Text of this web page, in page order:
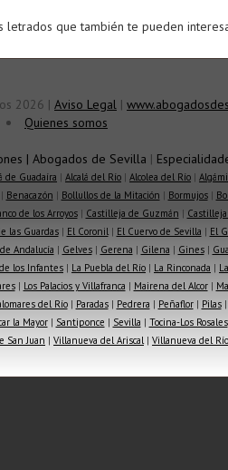
letrados que también te pueden
2026 | Aviso Legal |
Quienes somos
| Abogados de Sevilla |
de Guadaíra | Alcalá del Río | Alcolea del Río |
| Benacazón | Bollullos de la Mitación | Bormujos|
de los Arroyos| Castilleja de Guzmán |
las Guardas| El Coronil| El Cuervo de Sevilla | El
Andalucía | Gelves| Gerena | Gilena | Gines|
los Infantes | La Puebla del Río | La Rinconada |
| Los Palacios y Villafranca | Mairena del Alcor|
del Río| Paradas| Pedrera | Peñaflor| Pilas|
la Mayor| Santiponce | Sevilla | Tocina-Los Rosales
San Juan | Villanueva del Ariscal| Villanueva del